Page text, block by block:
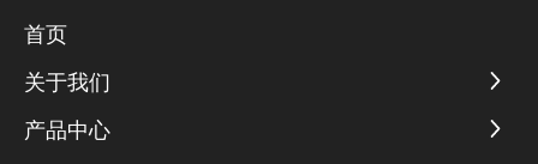
首页
关于我们
产品中心